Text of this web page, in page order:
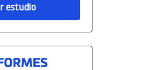
estudio